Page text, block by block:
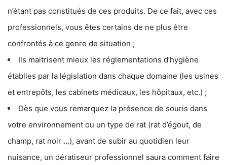
n’étant pas constitués de ces produits. De ce fait, avec ces
professionnels, vous êtes certains de ne plus être
confrontés à ce genre de situation ;
Ils maitrisent mieux les réglementations d’hygiène
établies par la législation dans chaque domaine (les usines
et entrepôts, les cabinets médicaux, les hôpitaux, etc.) ;
Dès que vous remarquez la présence de souris dans
votre environnement ou un type de rat (rat d’égout, de
champ, rat noir …), avant de subir au quotidien leur
nuisance, un dératiseur professionnel saura comment faire